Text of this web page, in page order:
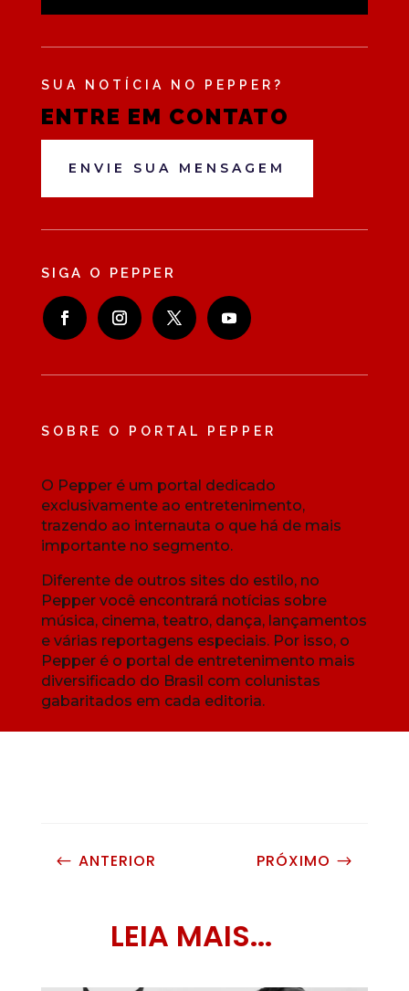
SUA NOTÍCIA NO PEPPER?
ENTRE EM CONTATO
ENVIE SUA MENSAGEM
SIGA O PEPPER
SOBRE O PORTAL PEPPER
O Pepper é um portal dedicado
exclusivamente ao entretenimento,
trazendo ao internauta o que há de mais
importante no segmento.
Diferente de outros sites do estilo, no
Pepper você encontrará notícias sobre
música, cinema, teatro, dança, lançamentos
e várias reportagens especiais. Por isso, o
Pepper é o portal de entretenimento mais
diversificado do Brasil com colunistas
gabaritados em cada editoria.
# ANTERIOR PRÓXIMO $
LEIA MAIS...